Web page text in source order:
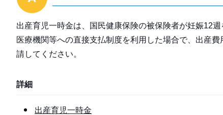
出産育児一時金は、国民健康保険の被保険者が妊娠12
医療機関等への直接支払制度を利用した場合で、出産
請してください。
詳細
出産育児一時金